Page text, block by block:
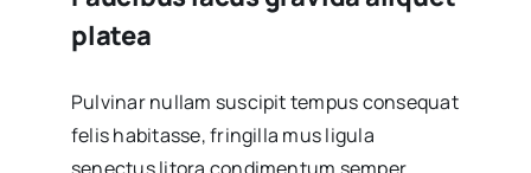
platea
Pulvinar nullam suscipit tempus consequat
felis habitasse, fringilla mus ligula